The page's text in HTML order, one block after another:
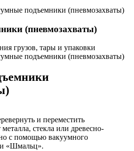
подъемники (пневмозахваты)
(пневмозахваты)
грузов, тары и упаковки
подъемники (пневмозахваты)
и переместить
стекла или древесно-
с помощью вакуумного
«Шмальц».